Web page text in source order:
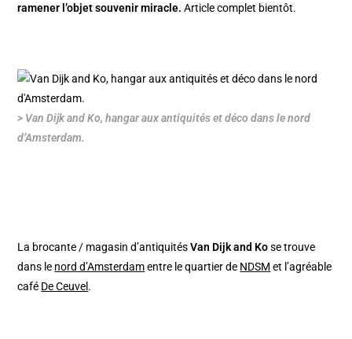
ramener l’objet souvenir miracle. Article complet bientôt.
> Van Dijk and Ko, hangar aux antiquités et déco dans le nord
d’Amsterdam.
La brocante / magasin d’antiquitésVan Dijk and Kose trouve
dans le nord d’Amsterdamentre le quartier de NDSM et l’agréable
café De Ceuvel .